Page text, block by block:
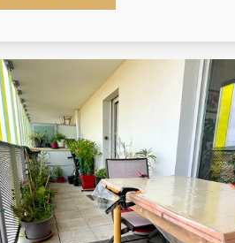
de la gare de Poissy (RER A / Ligne J).
aménagée et équipée, deux
accès à un second jardin privatif, une
séparés avec un espace buanderie. Une place de
privative complète ce bien. AGENCE
30 06 69 69 ( Collaborateur salarié FB)